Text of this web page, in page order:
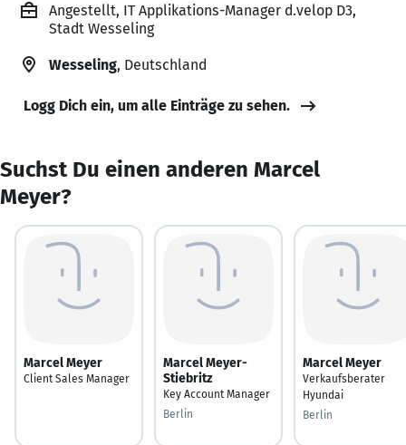
Angestellt, IT Applikations-Manager d.velop D3,
Stadt Wesseling
Wesseling, Deutschland
Logg Dich ein, um alle Einträge zu sehen.
Suchst Du einen anderen Marcel
Meyer?
Marcel Meyer
Client Sales Manager
Marcel Meyer-
Stiebritz
Key Account Manager
Berlin
Marcel Meyer
Verkaufsberater
Hyundai
Berlin